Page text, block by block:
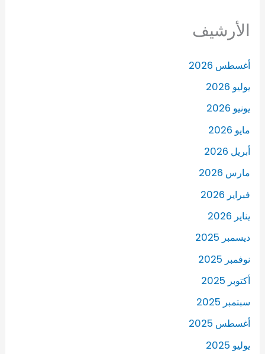
الأرشيف
أغسطس 2026
يوليو 2026
يونيو 2026
مايو 2026
أبريل 2026
مارس 2026
فبراير 2026
يناير 2026
ديسمبر 2025
نوفمبر 2025
أكتوبر 2025
سبتمبر 2025
أغسطس 2025
يوليو 2025